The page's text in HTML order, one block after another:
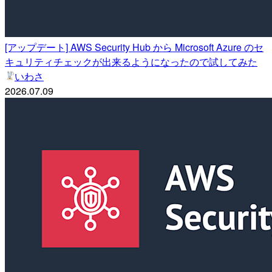
[アップデート] AWS Security Hub から Microsoft Azure のセ
キュリティチェックが出来るようになったので試してみた
いわさ
2026.07.09